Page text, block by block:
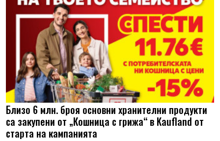
Близо 6 млн. броя основни хранителни продукти
са закупени от „Кошница с грижа“ в Kaufland от
старта на кампанията